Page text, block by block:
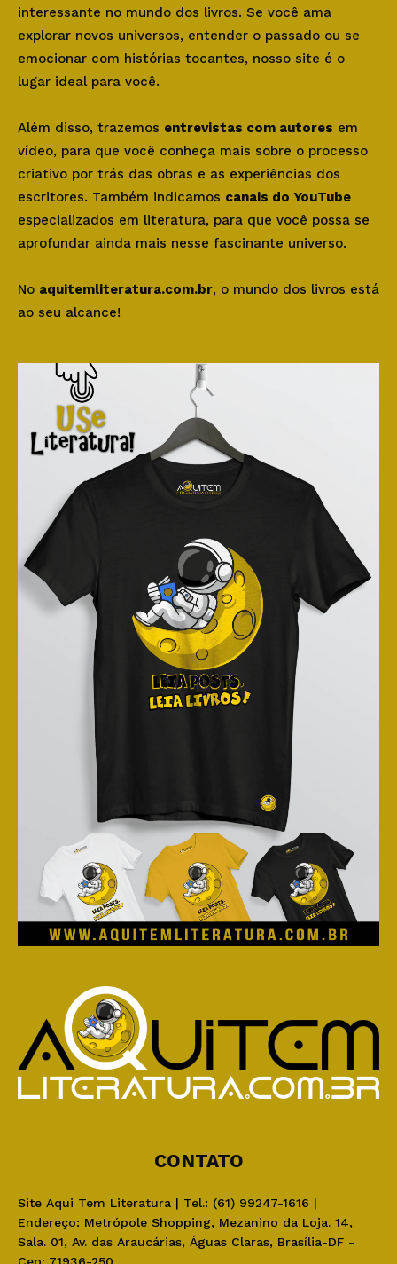
interessante no mundo dos livros. Se você ama
explorar novos universos, entender o passado ou se
emocionar com histórias tocantes, nosso site é o
lugar ideal para você.
Além disso, trazemos entrevistas com autores em
vídeo, para que você conheça mais sobre o processo
criativo por trás das obras e as experiências dos
escritores. Também indicamos canais do YouTube
especializados em literatura, para que você possa se
aprofundar ainda mais nesse fascinante universo.
No aquitemliteratura.com.br, o mundo dos livros está
ao seu alcance!
CONTATO
Site Aqui Tem Literatura | Tel.: (61) 99247-1616 |
Endereço: Metrópole Shopping, Mezanino da Loja. 14,
Sala. 01, Av. das Araucárias, Águas Claras, Brasília-DF -
Cep: 71936-250